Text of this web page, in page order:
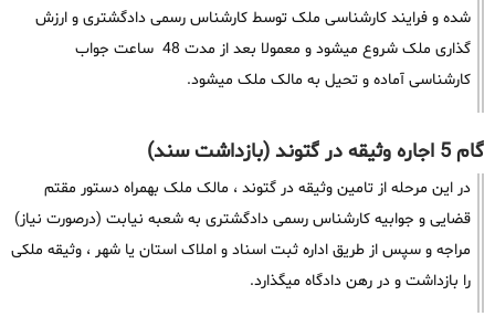
شده و فرایند کارشناسی ملک توسط کارشناس رسمی دادگشتری و ارزش
گذاری ملک شروع میشود و معمولا بعد از مدت 48 ساعت جواب
کارشناسی آماده و تحیل به مالک ملک میشود.
گام 5 اجاره وثیقه در گتوند (بازداشت سند)
در این مرحله از تامین وثیقه در گتوند ، مالک ملک بهمراه دستور مقتم
قضایی و جوابیه کارشناس رسمی دادگشتری به شعبه نیابت (درصورت نیاز)
مراجه و سپس از طریق اداره ثبت اسناد و املاک استان یا شهر ، وثیقه ملکی
را بازداشت و در رهن دادگاه میگذارد.